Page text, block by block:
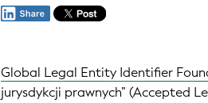
Global Legal Entity Identifier
jurysdykcji prawnych” (Accepted